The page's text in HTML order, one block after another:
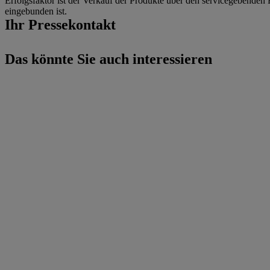
eingebunden ist.
Ihr Pressekontakt
Das könnte Sie auch interessieren